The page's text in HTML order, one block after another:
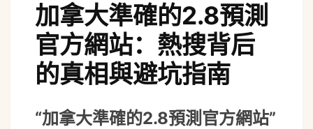
加拿大準確的2.8預測
官方網站：熱搜背后
的真相與避坑指南
“加拿大準確的2.8預測官方網站”